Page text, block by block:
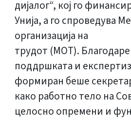
дијалог“, кој го
Унија, а го спроведува
организација на
трудот (МОТ).
поддршката и
формиран беше
како работно тело на
целосно опремени и